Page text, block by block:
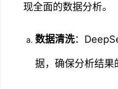
现全面的数据分析。
数据清洗：
据，确保分析结果